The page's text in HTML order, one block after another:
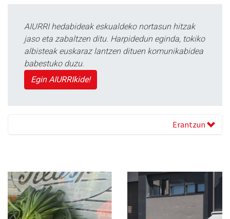
AIURRI hedabideak eskualdeko nortasun hitzak
jaso eta zabaltzen ditu. Harpidedun eginda, tokiko
albisteak euskaraz lantzen dituen komunikabidea
babestuko duzu.
Egin AIURRIkide!
Erantzun